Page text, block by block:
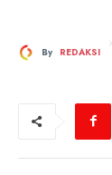
By REDAKSI